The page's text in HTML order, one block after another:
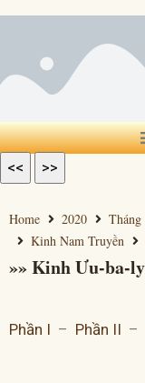
<< >>
»» Kinh Ưu-ba-ly
Home 2020
Kinh Nam Truyền
Phần I – Phần II –